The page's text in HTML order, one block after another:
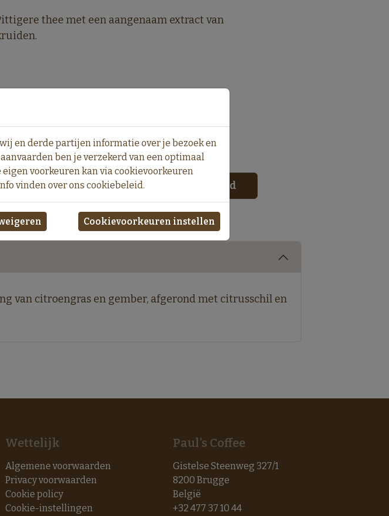
thee met een aangenaam extract van
In winkelmand
van citroengras en gember, afgerond met citrusschil en
Wettelijk
Algemene voorwaarden
Privacy voorwaarden
Cookie policy
Cookie-instellingen
Paul's Coffee
Gistelse Steenweg 327/1
8200 Brugge
België
+32 477 37 10 44
en derde partijen informatie over je bezoek en
ben je verzekerd van een optimaal
voorkeuren kan via cookievoorkeuren
vinden over ons cookiebeleid.
Cookievoorkeuren instellen